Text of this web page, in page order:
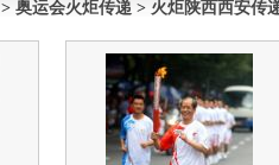
> 奥运会火炬传递 > 火炬陕西西安传